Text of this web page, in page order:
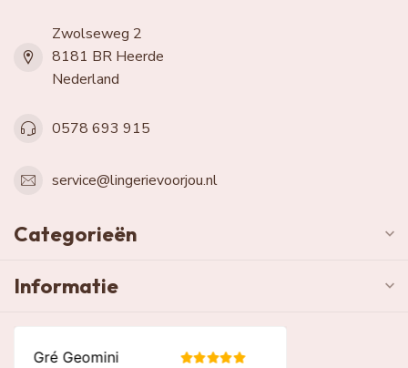
Zwolseweg 2
8181 BR Heerde
Nederland
0578 693 915
service@lingerievoorjou.nl
Categorieën
Informatie